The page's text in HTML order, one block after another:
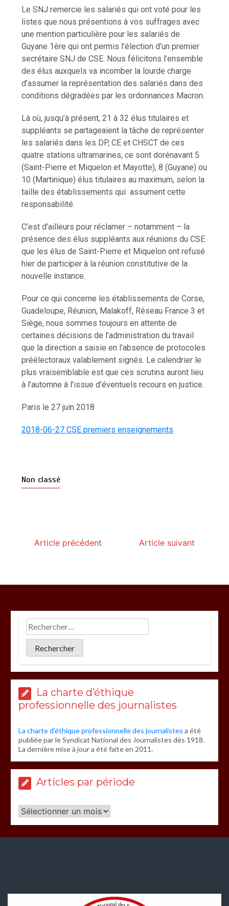
Le SNJ remercie les salariés qui ont voté pour les
listes que nous présentions à vos suffrages avec
une mention particulière pour les salariés de
Guyane 1ère qui ont permis l’élection d’un premier
secrétaire SNJ de CSE. Nous félicitons l’ensemble
des élus auxquels va incomber la lourde charge
d’assumer la représentation des salariés dans des
conditions dégradées par les ordonnances Macron.
Là où, jusqu’à présent, 21 à 32 élus titulaires et
suppléants se partageaient la tâche de représenter
les salariés dans les DP, CE et CHSCT de ces
quatre stations ultramarines, ce sont dorénavant 5
(Saint-Pierre et Miquelon et Mayotte), 8 (Guyane) ou
10 (Martinique) élus titulaires au maximum, selon la
taille des établissements qui assument cette
responsabilité.
C’est d’ailleurs pour réclamer – notamment – la
présence des élus suppléants aux réunions du CSE
que les élus de Saint-Pierre et Miquelon ont refusé
hier de participer à la réunion constitutive de la
nouvelle instance.
Pour ce qui concerne les établissements de Corse,
Guadeloupe, Réunion, Malakoff, Réseau France 3 et
Siège, nous sommes toujours en attente de
certaines décisions de l’administration du travail
que la direction a saisie en l’absence de protocoles
préélectoraux valablement signés. Le calendrier le
plus vraisemblable est que ces scrutins auront lieu
à l’automne à l’issue d’éventuels recours en justice.
Paris le 27 juin 2018
2018-06-27 CSE premiers enseignements
Non classé
Article précédent Article suivant
La charte d’éthique
professionnelle des journalistes
La charte d’éthique professionnelle des journalistes a été
publiée par le Syndicat National des Journalistes dès 1918.
La dernière mise à jour a été faite en 2011.
Articles par période
Articles
par
période